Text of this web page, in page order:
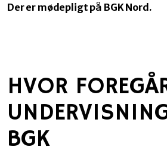
Der er mødepligt på BGK Nord.
HVOR
BGK